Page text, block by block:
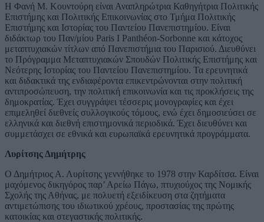
Η Φανή Μ. Κουντούρη είναι Αναπληρώτρια Καθηγήτρια Πολιτικής
Επιστήμης και Πολιτικής Επικοινωνίας στο Τμήμα Πολιτικής
Επιστήμης και Ιστορίας του Παντείου Πανεπιστημίου. Είναι
διδάκτωρ του Παν/μίου Paris I Panthéon-Sorbonne και κάτοχος
μεταπτυχιακών τίτλων από Πανεπιστήμια του Παρισιού. Διευθύνει
το Πρόγραμμα Μεταπτυχιακών Σπουδών Πολιτικής Επιστήμης και
Νεότερης Ιστορίας του Παντείου Πανεπιστημίου. Τα ερευνητικά
και διδακτικά της ενδιαφέροντα επικεντρώνονται στην πολιτική
αντιπροσώπευση, την πολιτική επικοινωνία και τις προκλήσεις της
δημοκρατίας. Έχει συγγράψει τέσσερις μονογραφίες και έχει
επιμεληθεί διεθνείς συλλογικούς τόμους, ενώ έχει δημοσιεύσει σε
ελληνικά και διεθνή επιστημονικά περιοδικά. Έχει διευθύνει και
συμμετάσχει σε εθνικά και ευρωπαϊκά ερευνητικά προγράμματα.
Λυρίτσης Δημήτρης
Ο Δημήτριος Α. Λυρίτσης γεννήθηκε το 1978 στην Καρδίτσα. Είναι
μαχόμενος δικηγόρος παρ’ Αρείω Πάγω, πτυχιούχος της Νομικής
Σχολής της Αθήνας, με πολυετή εξειδίκευση στα ζητήματα
αντιμετώπισης του ιδιωτικού χρέους, προστασίας της πρώτης
κατοικίας και στεγαστικής πολιτικής.